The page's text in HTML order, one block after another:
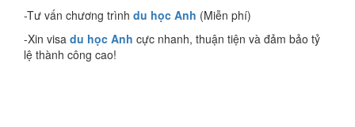
-Tư vấn chương trình du học Anh (Miễn phí)
-Xin visa du học Anh cực nhanh, thuận tiện và đảm bảo tỷ
lệ thành công cao!